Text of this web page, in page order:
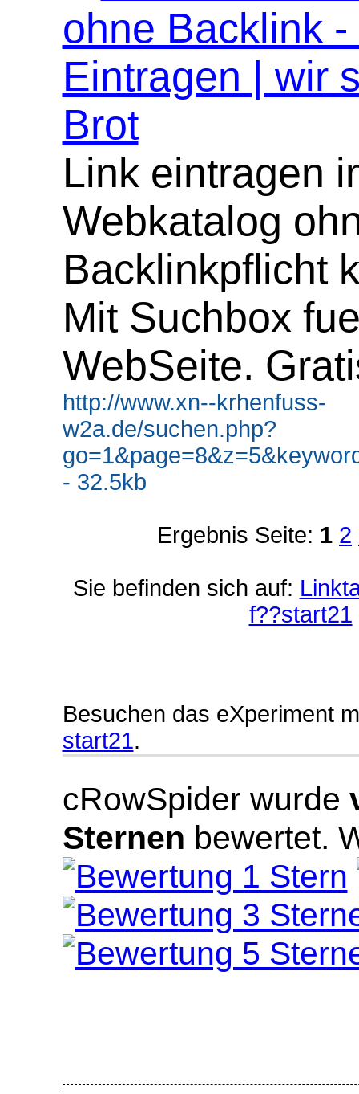
ohne Backlink
Eintragen | wir
Brot
Link eintragen
Webkatalog
Backlinkpflicht
Mit Suchbox
WebSeite.
http://www.xn--krhenfuss-
w2a.de/suchen.php?
- 32.5kb
Ergebnis Seite: 1 2
Sie befinden sich auf:
f??start21
Besuchen das eXperiment
start21.
cRowSpider wurde
Sternen bewertet.